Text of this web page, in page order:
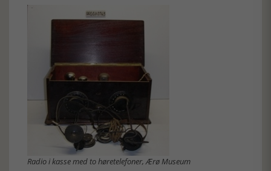
Radio i kasse med to høretelefoner, Ærø Museum